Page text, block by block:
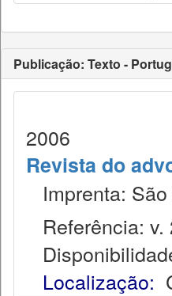
Publicação: Texto -
2006
Revista do
Imprenta:
Referência: v.
Localização: